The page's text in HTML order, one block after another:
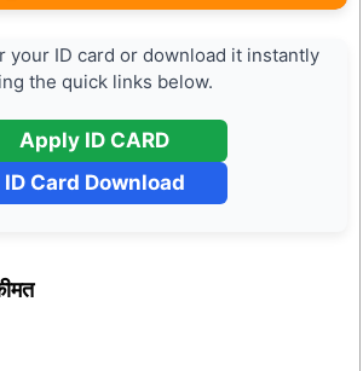
your ID card or download it instantly
the quick links below.
Apply ID CARD
ID Card Download